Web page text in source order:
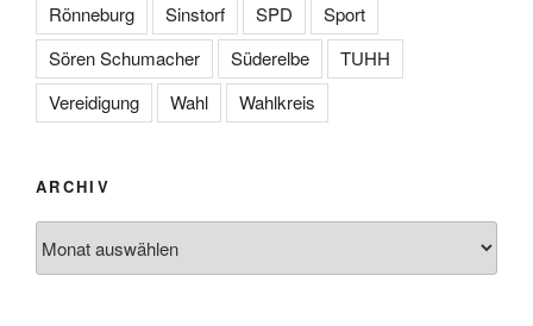
Rönneburg
Sinstorf SPD
Sport
Sören Schumacher
Süderelbe
TUHH
Vereidigung
Wahl Wahlkreis
ARCHIV